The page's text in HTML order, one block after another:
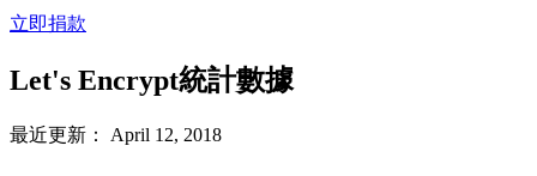
立即捐款
Let's Encrypt統計數據
最近更新： April 12, 2018